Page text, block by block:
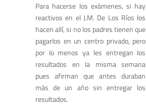
Para hacerse los exámenes, si hay
reactivos en el J.M. De Los Ríos los
hacen allí, si no los padres tienen que
pagarlos en un centro privado, pero
por lo menos ya les entregan los
resultados en la misma semana
pues afirman que antes duraban
más de un año sin entregar los
resultados.